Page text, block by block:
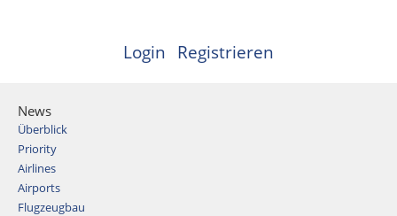
Login Registrieren
News
Überblick
Priority
Airlines
Airports
Flugzeugbau